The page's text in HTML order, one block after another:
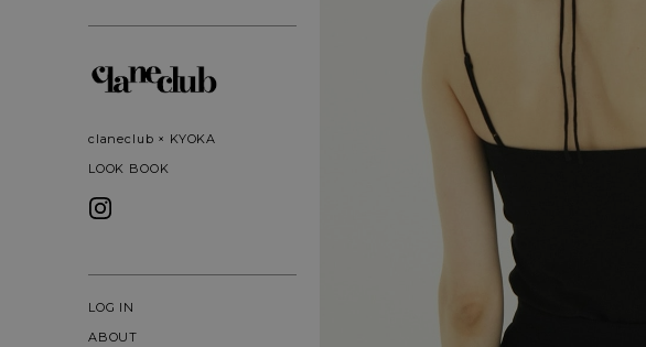
claneclub × KYOKA
LOOK BOOK
LOG IN
ABOUT